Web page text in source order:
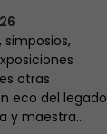
simposios,
otras
eco del legado
y maestra…